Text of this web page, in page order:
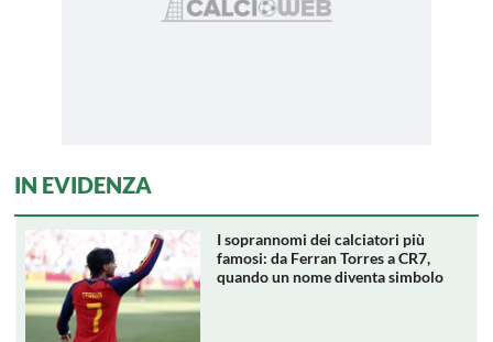
IN EVIDENZA
I soprannomi dei calciatori più
famosi: da Ferran Torres a CR7,
quando un nome diventa simbolo